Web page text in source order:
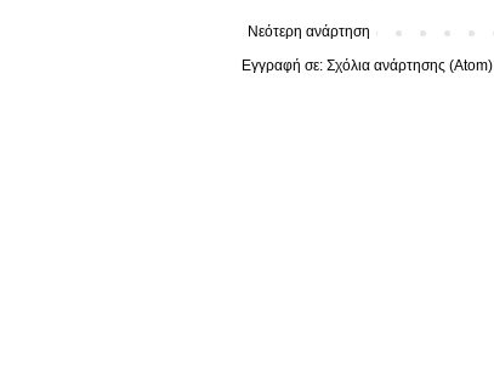
Νεότερη ανάρτηση
Εγγραφή σε: Σχόλια ανάρτησης (Atom)